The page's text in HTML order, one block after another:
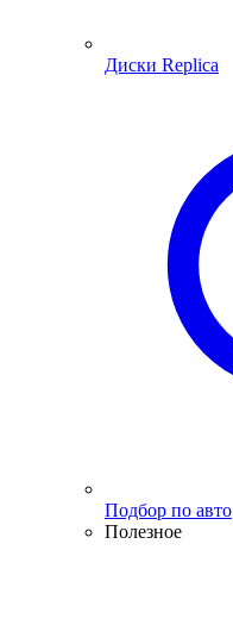
Диски Replica
Подбор по авто
Полезное